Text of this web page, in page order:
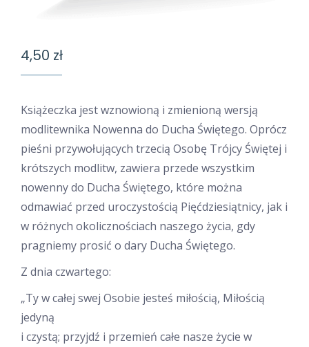
4,50 zł
Książeczka jest wznowioną i zmienioną wersją
modlitewnika Nowenna do Ducha Świętego. Oprócz
pieśni przywołujących trzecią Osobę Trójcy Świętej i
krótszych modlitw, zawiera przede wszystkim
nowenny do Ducha Świętego, które można
odmawiać przed uroczystością Pięćdziesiątnicy, jak i
w różnych okolicznościach naszego życia, gdy
pragniemy prosić o dary Ducha Świętego.
Z dnia czwartego:
„Ty w całej swej Osobie jesteś miłością, Miłością
jedyną
i czystą; przyjdź i przemień całe nasze życie w